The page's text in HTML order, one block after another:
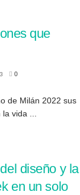
que
0
de Milán 2022 sus
vida ...
diseño y la
en un solo